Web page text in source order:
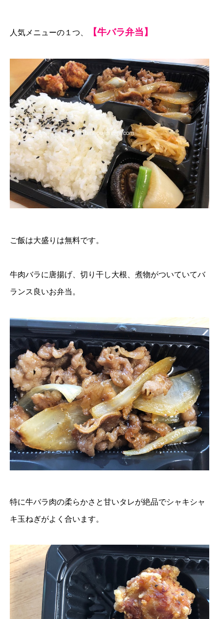
人気メニューの１つ、 【牛バラ弁当】
ご飯は大盛りは無料です。
牛肉バラに唐揚げ、切り干し大根、煮物がついていてバ
ランス良いお弁当。
特に牛バラ肉の柔らかさと甘いタレが絶品でシャキシャ
キ玉ねぎがよく合います。